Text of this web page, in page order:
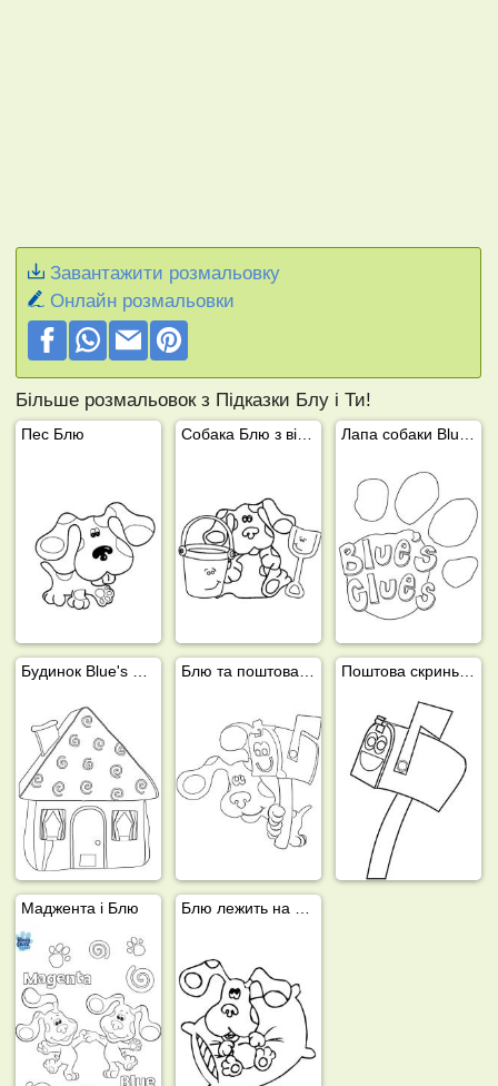
Завантажити розмальовку
Онлайн розмальовки
Більше розмальовок з Підказки Блу і Ти!
Пес Блю
Маджента і Блю